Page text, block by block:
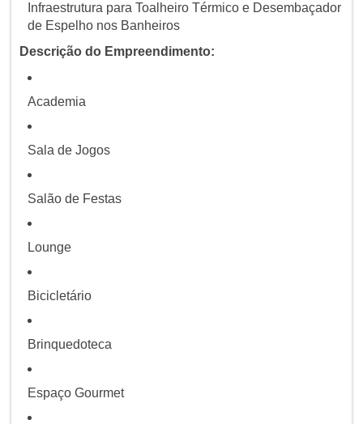
Infraestrutura para Toalheiro Térmico e Desembaçador
de Espelho nos Banheiros
Descrição do Empreendimento:
Academia
Sala de Jogos
Salão de Festas
Lounge
Bicicletário
Brinquedoteca
Espaço Gourmet